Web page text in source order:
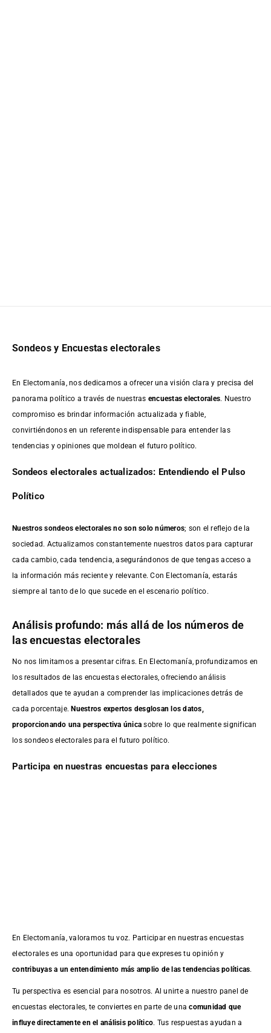
Sondeos y Encuestas electorales
En Electomanía, nos dedicamos a ofrecer una visión clara y precisa del
panorama político a través de nuestras encuestas electorales. Nuestro
compromiso es brindar información actualizada y fiable,
convirtiéndonos en un referente indispensable para entender las
tendencias y opiniones que moldean el futuro político.
Sondeos electorales actualizados: Entendiendo el Pulso
Político
Nuestros sondeos electorales no son solo números; son el reflejo de la
sociedad. Actualizamos constantemente nuestros datos para capturar
cada cambio, cada tendencia, asegurándonos de que tengas acceso a
la información más reciente y relevante. Con Electomanía, estarás
siempre al tanto de lo que sucede en el escenario político.
Análisis profundo: más allá de los números de
las encuestas electorales
No nos limitamos a presentar cifras. En Electomanía, profundizamos en
los resultados de las encuestas electorales, ofreciendo análisis
detallados que te ayudan a comprender las implicaciones detrás de
cada porcentaje.Nuestros expertos desglosan los datos,
proporcionando una perspectiva única sobre lo que realmente significan
los sondeos electorales para el futuro político.
Participa en nuestras encuestas para elecciones
En Electomanía, valoramos tu voz. Participar en nuestras encuestas
electorales es una oportunidad para que expreses tu opinión y
contribuyas a un entendimiento más amplio de las tendencias políticas.
Tu perspectiva es esencial para nosotros. Al unirte a nuestro panel de
encuestas electorales, te conviertes en parte de unacomunidad que
influye directamente en el análisis político. Tus respuestas ayudan a